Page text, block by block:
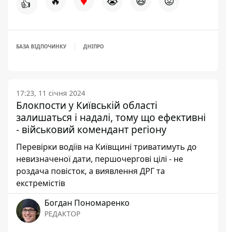
👍
БАЗА ВІДПОЧИНКУ ДНІПРО
17:23, 11 січня 2024
Блокпости у Київській області
залишаться і надалі, тому що ефективні
- військовий комендант регіону
Перевірки водіїв на Київщині триватимуть до
невизначеної дати, першочергові цілі - не
роздача повісток, а виявлення ДРГ та
екстремістів
Богдан Пономаренко
РЕДАКТОР